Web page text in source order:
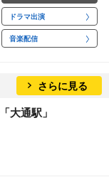
ドラマ出演
音楽配信
さらに見る
大通駅」